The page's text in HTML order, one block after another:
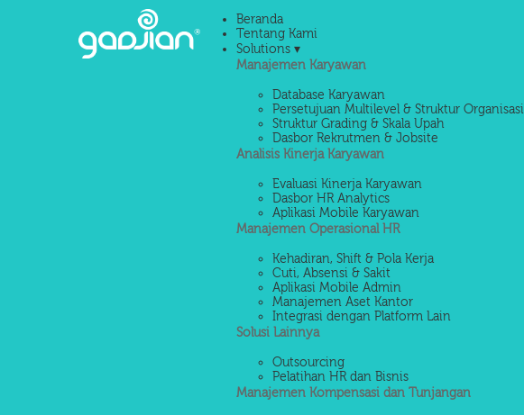
Beranda
Tentang Kami
Solutions ▾
Manajemen Karyawan
Database Karyawan
Persetujuan Multilevel & Struktur Organisasi
Struktur Grading & Skala Upah
Dasbor Rekrutmen & Jobsite
Analisis Kinerja Karyawan
Evaluasi Kinerja Karyawan
Dasbor HR Analytics
Aplikasi Mobile Karyawan
Manajemen Operasional HR
Kehadiran, Shift & Pola Kerja
Cuti, Absensi & Sakit
Aplikasi Mobile Admin
Manajemen Aset Kantor
Integrasi dengan Platform Lain
Solusi Lainnya
Outsourcing
Pelatihan HR dan Bisnis
Manajemen Kompensasi dan Tunjangan